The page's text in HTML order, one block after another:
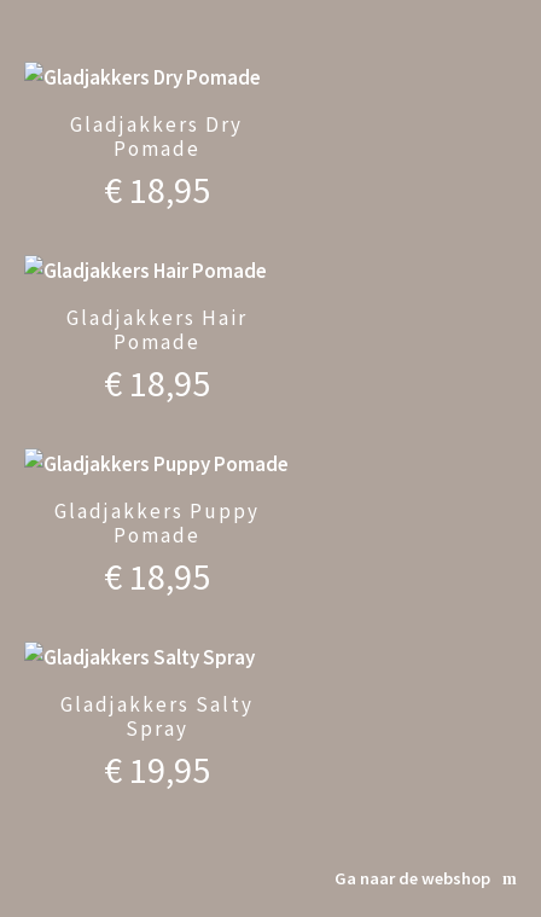
Gladjakkers Dry
Pomade
€18,95
Gladjakkers Hair
Pomade
€18,95
Gladjakkers Puppy
Pomade
€18,95
Gladjakkers Salty
Spray
€19,95
Ga naar de webshop